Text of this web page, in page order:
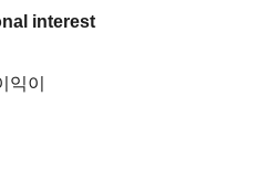
interest
이